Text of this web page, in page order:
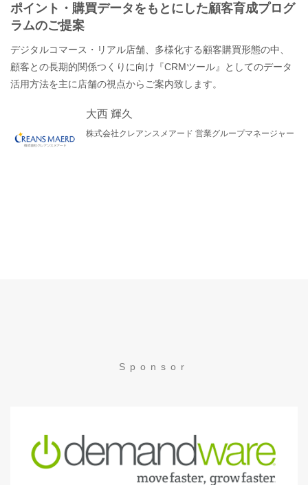
ポイント・購買データをもとにした顧客育成プログ
ラムのご提案
デジタルコマース・リアル店舗、多様化する顧客購買形態の中、
顧客との長期的関係つくりに向け『CRMツール』としてのデータ
活用方法を主に店舗の視点からご案内致します。
大西 輝久
株式会社クレアンスメアード 営業グループマネージャー​
Sponsor